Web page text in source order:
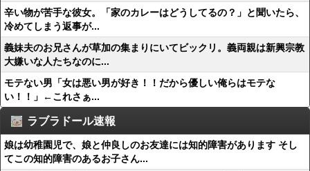
辛い物が苦手な彼女。「家のカレーはどうしてるの？」と聞いたら、
冷めてしまう返事が...
義妹夫のお兄さんが草加の集まりにいてビックリ。義両親は新興宗教
大嫌いな人たちなのに...
モテない男「女は悪い男が好き！！だから優しい俺らはモテな
い！！」←これさぁ...
ラブラドール速報
娘は幼稚園児で、娘と仲良しのお友達には知的障害があります そし
てこの知的障害のあるお子さん...